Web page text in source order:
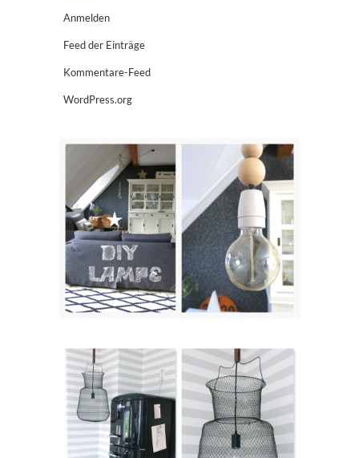
Anmelden
Feed der Einträge
Kommentare-Feed
WordPress.org